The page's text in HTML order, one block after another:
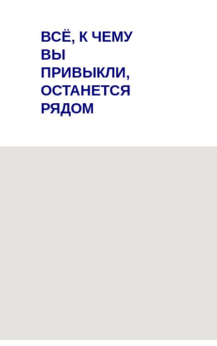
ВСЁ, К ЧЕМУ
ВЫ
ПРИВЫКЛИ,
ОСТАНЕТСЯ
РЯДОМ